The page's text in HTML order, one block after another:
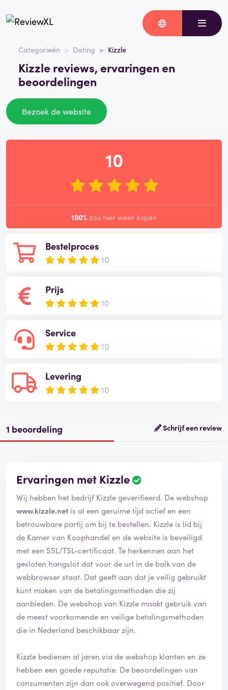
Categorieën Dating Kizzle
Kizzle reviews, ervaringen en
beoordelingen
Bezoek de website
Bestelproces
10
Prijs
10
Service
10
Levering
10
10
100% zou hier weer kopen
1 beoordeling Schrijf een review
Ervaringen met Kizzle
Wij hebben het bedrijf Kizzle geverifieerd. De webshop
www.kizzle.net is al een geruime tijd actief en een
betrouwbare partij om bij te bestellen. Kizzle is lid bij
de Kamer van Koophandel en de website is beveiligd
met een SSL/TSL-certificaat. Te herkennen aan het
gesloten hangslot dat voor de url in de balk van de
webbrowser staat. Dat geeft aan dat je veilig gebruikt
kunt maken van de betalingsmethoden die zij
aanbieden. De webshop van Kizzle maakt gebruik van
de meest voorkomende en veilige betalingsmethoden
die in Nederland beschikbaar zijn.
Kizzle bedienen al jaren via de webshop klanten en ze
hebben een goede reputatie. De beoordelingen van
consumenten zijn dan ook overwegend positief. Door